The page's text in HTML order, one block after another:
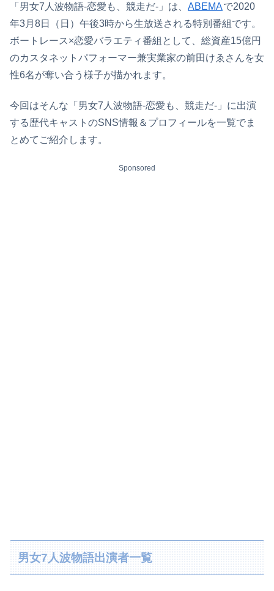
「男女7人波物語-恋愛も、競走だ-」は、 ABEMAで2020
年3月8日（日）午後3時から生放送される特別番組です。
ボートレース×恋愛バラエティ番組として、総資産15億円
のカスタネットパフォーマー兼実業家の前田けゑさんを女
性6名が奪い合う様子が描かれます。
今回はそんな「男女7人波物語-恋愛も、競走だ-」に出演
する歴代キャストのSNS情報＆プロフィールを一覧でま
とめてご紹介します。
Sponsored
男女7人波物語出演者一覧